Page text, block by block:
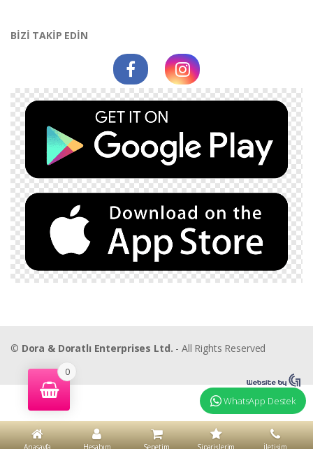
BİZİ TAKİP EDİN
© Dora & Doratlı Enterprises Ltd. - All Rights Reserved
0
WhatsApp Destek
Anasayfa Hesabım Sepetim Siparişlerim İletişim